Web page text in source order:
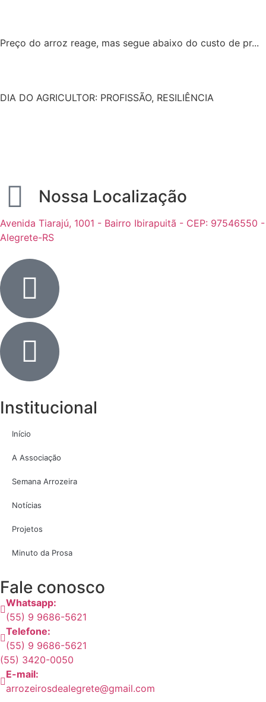
Preço do arroz reage, mas segue abaixo do custo de pr...
DIA DO AGRICULTOR: PROFISSÃO, RESILIÊNCIA
Nossa Localização
Avenida Tiarajú, 1001 - Bairro Ibirapuitã - CEP: 97546550 -
Alegrete-RS
Institucional
Início
A Associação
Semana Arrozeira
Notícias
Projetos
Minuto da Prosa
Fale conosco
Whatsapp:
(55) 9 9686-5621
Telefone:
(55) 9 9686-5621
(55) 3420-0050
E-mail:
arrozeirosdealegrete@gmail.com